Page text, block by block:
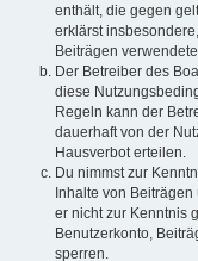
enthält, die gegen
erklärst
Beiträgen
Der Betreiber des
diese
Regeln kann der
dauerhaft von der
Hausverbot erteilen.
Du nimmst zur
Inhalte von
er nicht zur Kenntnis
Benutzerkonto,
sperren.